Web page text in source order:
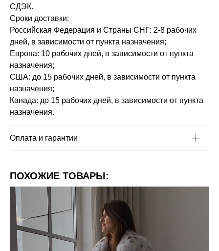
СДЭК.
Сроки доставки:
Российская Федерация и Страны СНГ: 2-8 рабочих
дней, в зависимости от пункта назначения;
Европа: 10 рабочих дней, в зависимости от пункта
назначения;
США: до 15 рабочих дней, в зависимости от пункта
назначения;
Канада: до 15 рабочих дней, в зависимости от пункта
назначения.
Оплата и гарантии
ПОХОЖИЕ ТОВАРЫ: